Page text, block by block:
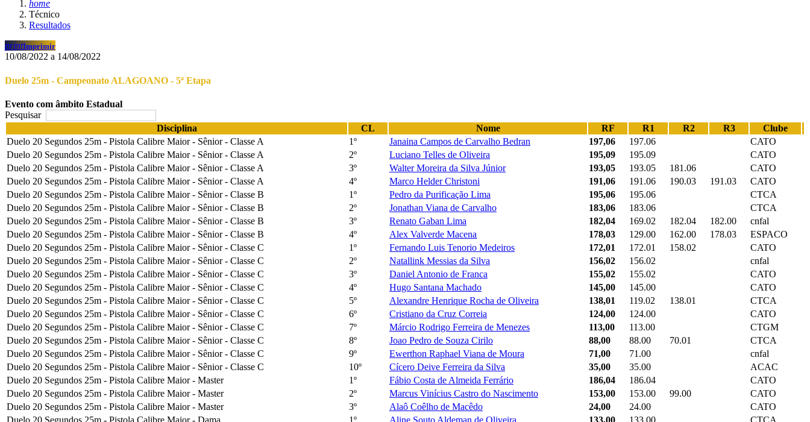
home
Técnico
Resultados
printImprimir
10/08/2022 a 14/08/2022
Duelo 25m - Campeonato ALAGOANO - 5ª Etapa
Evento com âmbito Estadual
Pesquisar
Disciplina
CL Nome RF R1 R2 R3
Clube
Duelo 20 Segundos 25m - Pistola Calibre Maior - Sênior - Classe A
1º Janaina Campos de Carvalho Bedran 197,06 197.06
CATO
Duelo 20 Segundos 25m - Pistola Calibre Maior - Sênior - Classe A
2º Luciano Telles de Oliveira 195,09 195.09
CATO
Duelo 20 Segundos 25m - Pistola Calibre Maior - Sênior - Classe A
3º Walter Moreira da Silva Júnior 193,05 193.05 181.06
CATO
Duelo 20 Segundos 25m - Pistola Calibre Maior - Sênior - Classe A
4º Marco Helder Christoni 191,06 191.06 190.03 191.03
CATO
Duelo 20 Segundos 25m - Pistola Calibre Maior - Sênior - Classe B
1º Pedro da Purificação Lima 195,06 195.06
CTCA
Duelo 20 Segundos 25m - Pistola Calibre Maior - Sênior - Classe B
2º Jonathan Viana de Carvalho 183,06 183.06
CTCA
Duelo 20 Segundos 25m - Pistola Calibre Maior - Sênior - Classe B
3º Renato Gaban Lima 182,04 169.02 182.04 182.00
cnfal
Duelo 20 Segundos 25m - Pistola Calibre Maior - Sênior - Classe B
4º Alex Valverde Macena 178,03 129.00 162.00 178.03
ESPACO
Duelo 20 Segundos 25m - Pistola Calibre Maior - Sênior - Classe C
1º Fernando Luis Tenorio Medeiros 172,01 172.01 158.02
CATO
Duelo 20 Segundos 25m - Pistola Calibre Maior - Sênior - Classe C
2º Natallink Messias da Silva 156,02 156.02
cnfal
Duelo 20 Segundos 25m - Pistola Calibre Maior - Sênior - Classe C
3º Daniel Antonio de Franca 155,02 155.02
CATO
Duelo 20 Segundos 25m - Pistola Calibre Maior - Sênior - Classe C
4º Hugo Santana Machado 145,00 145.00
CATO
Duelo 20 Segundos 25m - Pistola Calibre Maior - Sênior - Classe C
5º Alexandre Henrique Rocha de Oliveira 138,01 119.02 138.01
CTCA
Duelo 20 Segundos 25m - Pistola Calibre Maior - Sênior - Classe C
6º Cristiano da Cruz Correia 124,00 124.00
CATO
Duelo 20 Segundos 25m - Pistola Calibre Maior - Sênior - Classe C
7º Márcio Rodrigo Ferreira de Menezes 113,00 113.00
CTGM
Duelo 20 Segundos 25m - Pistola Calibre Maior - Sênior - Classe C
8º Joao Pedro de Souza Cirilo 88,00 88.00 70.01
CTCA
Duelo 20 Segundos 25m - Pistola Calibre Maior - Sênior - Classe C
9º Ewerthon Raphael Viana de Moura 71,00 71.00
cnfal
Duelo 20 Segundos 25m - Pistola Calibre Maior - Sênior - Classe C
10º Cícero Deive Ferreira da Silva 35,00 35.00
ACAC
Duelo 20 Segundos 25m - Pistola Calibre Maior - Master
1º Fábio Costa de Almeida Ferrário 186,04 186.04
CATO
Duelo 20 Segundos 25m - Pistola Calibre Maior - Master
2º Marcus Vinícius Castro do Nascimento 153,00 153.00 99.00
CATO
Duelo 20 Segundos 25m - Pistola Calibre Maior - Master
3º Alaô Coêlho de Macêdo 24,00 24.00
CATO
Duelo 20 Segundos 25m - Pistola Calibre Maior - Dama
1º Aline Souto Aldeman de Oliveira 133,00 133.00 CTCA